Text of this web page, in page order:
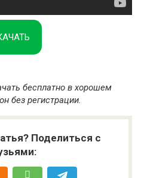
бесплатно в хорошем
без регистрации.
Поделиться с